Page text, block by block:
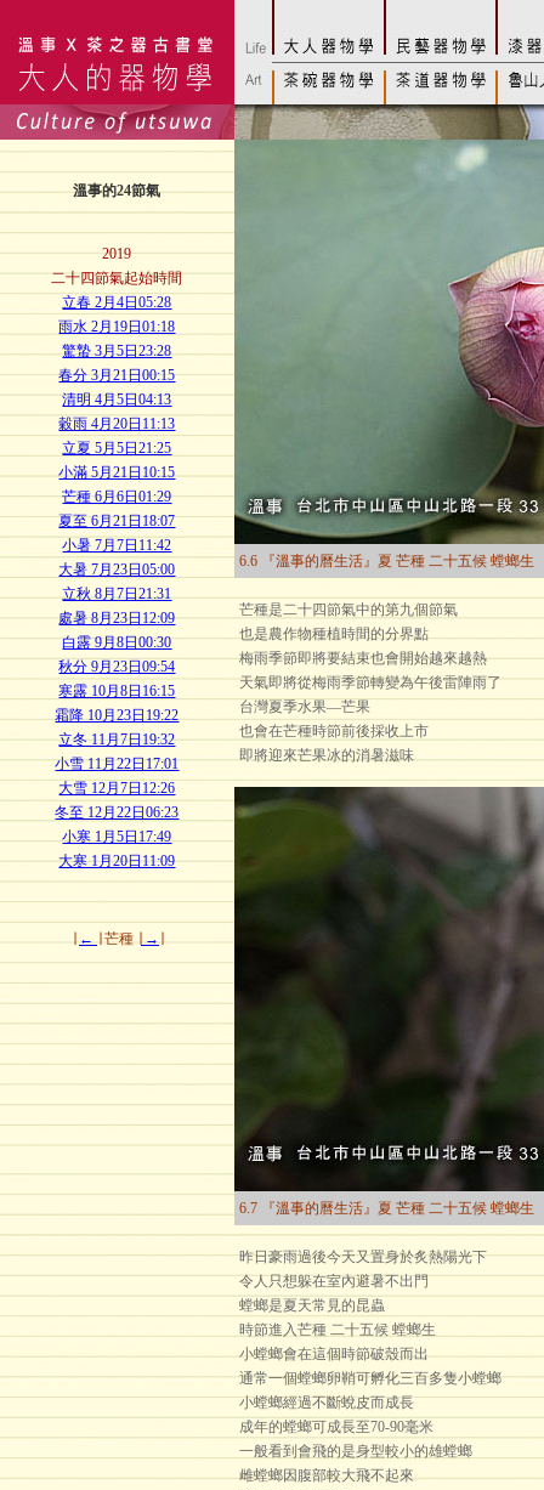
溫事的24節氣
2019
二十四節氣起始時間
立春 2月4日05:28
雨水 2月19日01:18
驚蟄 3月5日23:28
春分 3月21日00:15
清明 4月5日04:13
穀雨 4月20日11:13
立夏 5月5日21:25
小滿 5月21日10:15
芒種 6月6日01:29
夏至 6月21日18:07
小暑 7月7日11:42
大暑 7月23日05:00
立秋 8月7日21:31
處暑 8月23日12:09
白露 9月8日00:30
秋分 9月23日09:54
寒露 10月8日16:15
霜降 10月23日19:22
立冬 11月7日19:32
小雪 11月22日17:01
大雪 12月7日12:26
冬至 12月22日06:23
小寒 1月5日17:49
大寒 1月20日11:09
← ∣ 芒種 ∣ →
6.6 『溫事的曆生活』夏 芒種 二十五候 螳螂生
芒種是二十四節氣中的第九個節氣
也是農作物種植時間的分界點
梅雨季節即將要結束也會開始越來越熱
天氣即將從梅雨季節轉變為午後雷陣雨了
台灣夏季水果—芒果
也會在芒種時節前後採收上市
即將迎來芒果冰的消暑滋味
6.7 『溫事的曆生活』夏 芒種 二十五候 螳螂生
昨日豪雨過後今天又置身於炙熱陽光下
令人只想躲在室內避暑不出門
螳螂是夏天常見的昆蟲
時節進入芒種 二十五候 螳螂生
小螳螂會在這個時節破殼而出
通常一個螳螂卵鞘可孵化三百多隻小螳螂
小螳螂經過不斷蛻皮而成長
成年的螳螂可成長至70-90毫米
一般看到會飛的是身型較小的雄螳螂
雌螳螂因腹部較大飛不起來